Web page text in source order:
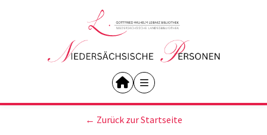
← Zurück zur Startseite